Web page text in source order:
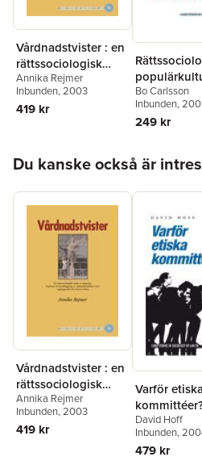
Ylva Odenbring,Maria
Maria Rydell,Ingegerd
Tallberg Broman,Robert
Thornberg,Ásgeir
Tryggvason,Johannes
Westberg,Johan Öhman
Vårdnadstvister : en
rättssociologisk
studie av tingsrätts
funktion vid
handläggning av
från barnets bästa
Annika Rejmer
Inbunden, 2003
419 kr
Bo Carlsson
Inbunden,
249 kr
Du kanske också är
Vårdnadstvister : en
rättssociologisk
studie av tingsrätts
funktion vid
handläggning av
Annika Rejmer
Inbunden, 2003
419 kr
Varför etiska
David Hoff
Inbunden,
479 kr